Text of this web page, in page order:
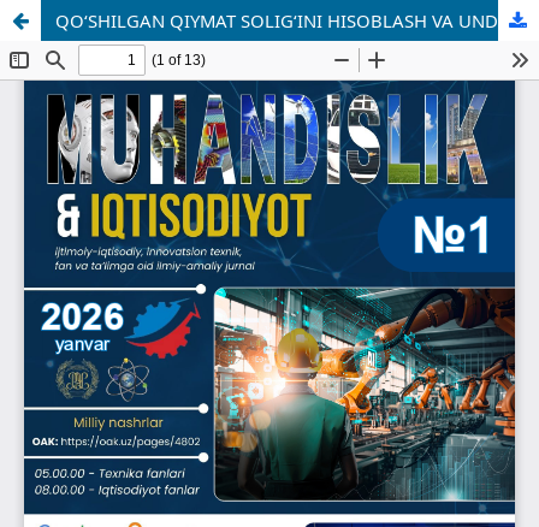
QO‘SHILGAN QIYMAT SOLIG‘INI HISOBLASH VA UNDIRISH MEXANIZMLARINI TAKOMILLASHTIRISHNING DOLZARB MASALALARI